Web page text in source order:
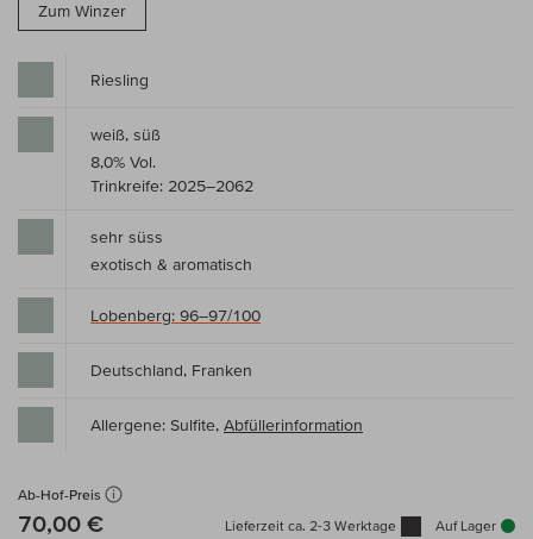
Zum Winzer
Riesling
weiß, süß
8,0% Vol.
Trinkreife: 2025–2062
sehr süss
exotisch & aromatisch
Lobenberg: 96–97/100
Deutschland, Franken
Allergene: Sulfite, Abfüllerinformation
Ab-Hof-Preis
70,00 € Lieferzeit ca. 2-3 Werktage Auf Lager